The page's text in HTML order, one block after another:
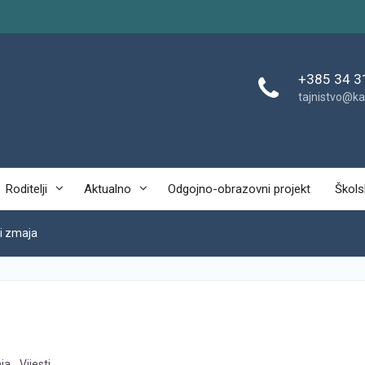
+385 34
Roditelji Aktualno Odgojno-obrazovni projekt
zmaja